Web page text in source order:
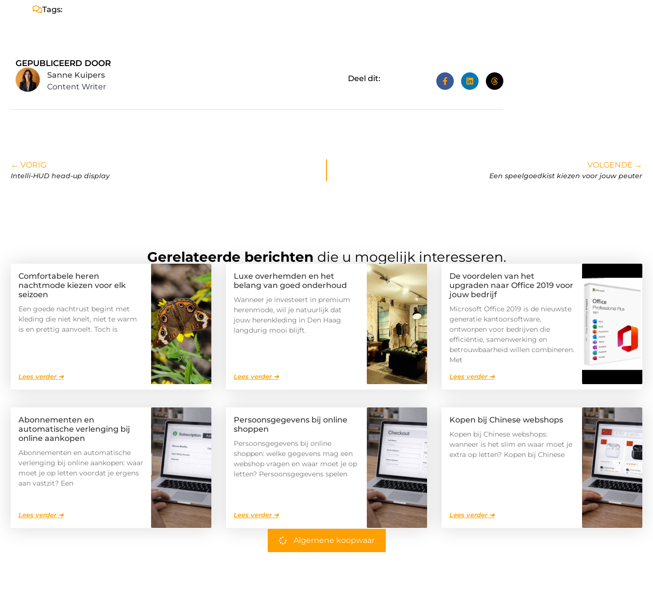
Tags:
GEPUBLICEERD DOOR
Sanne Kuipers
Content Writer
Deel dit:
← VORIG
Intelli-HUD head-up display
VOLGENDE →
Een speelgoedkist kiezen voor jouw peuter
Gerelateerde berichten die u mogelijk interesseren.
Comfortabele heren
nachtmode kiezen voor elk
seizoen
Een goede nachtrust begint met
kleding die niet knelt, niet te warm
is en prettig aanvoelt. Toch is
Lees verder ➜
Luxe overhemden en het
belang van goed onderhoud
Wanneer je investeert in premium
herenmode, wil je natuurlijk dat
jouw herenkleding in Den Haag
langdurig mooi blijft.
Lees verder ➜
De voordelen van het
upgraden naar Office 2019 voor
jouw bedrijf
Microsoft Office 2019 is de nieuwste
generatie kantoorsoftware,
ontworpen voor bedrijven die
efficiëntie, samenwerking en
betrouwbaarheid willen combineren.
Met
Lees verder ➜
Abonnementen en
automatische verlenging bij
online aankopen
Abonnementen en automatische
verlenging bij online aankopen: waar
moet je op letten voordat je ergens
aan vastzit? Een
Lees verder ➜
Persoonsgegevens bij online
shoppen
Persoonsgegevens bij online
shoppen: welke gegevens mag een
webshop vragen en waar moet je op
letten? Persoonsgegevens spelen
Lees verder ➜
Kopen bij Chinese webshops
Kopen bij Chinese webshops:
wanneer is het slim en waar moet je
extra op letten? Kopen bij Chinese
Lees verder ➜
Algemene koopwaar